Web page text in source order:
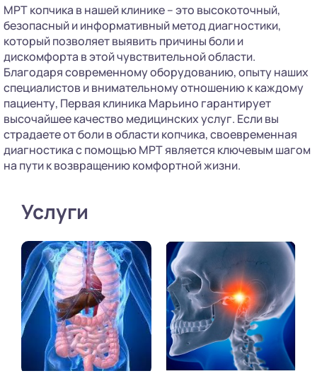
МРТ копчика в нашей клинике – это высокоточный,
безопасный и информативный метод диагностики,
который позволяет выявить причины боли и
дискомфорта в этой чувствительной области.
Благодаря современному оборудованию, опыту наших
специалистов и внимательному отношению к каждому
пациенту, Первая клиника Марьино гарантирует
высочайшее качество медицинских услуг. Если вы
страдаете от боли в области копчика, своевременная
диагностика с помощью МРТ является ключевым шагом
на пути к возвращению комфортной жизни.
Услуги